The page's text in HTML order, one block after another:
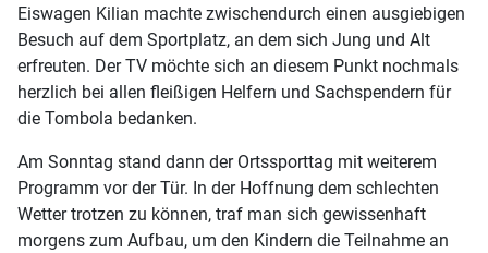
Eiswagen Kilian machte zwischendurch einen ausgiebigen
Besuch auf dem Sportplatz, an dem sich Jung und Alt
erfreuten. Der TV möchte sich an diesem Punkt nochmals
herzlich bei allen fleißigen Helfern und Sachspendern für
die Tombola bedanken.
Am Sonntag stand dann der Ortssporttag mit weiterem
Programm vor der Tür. In der Hoffnung dem schlechten
Wetter trotzen zu können, traf man sich gewissenhaft
morgens zum Aufbau, um den Kindern die Teilnahme an